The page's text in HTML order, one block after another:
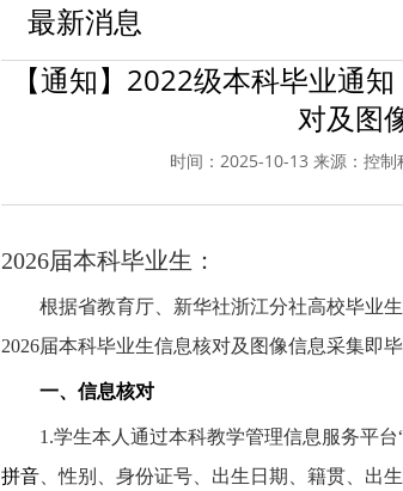
最新消息
【通知】2022级本科毕业通
对及图
时间：2025-10-13 来源：控
2026届本科毕业生：
根据省教育厅、新华社浙江分社高校毕业
2026届本科毕业生信息核对及图像信息采集即
一、信息核对
1.学生本人通过本科教学管理信息服务平
拼音 、性别、身份证号、出生日期、籍贯、出